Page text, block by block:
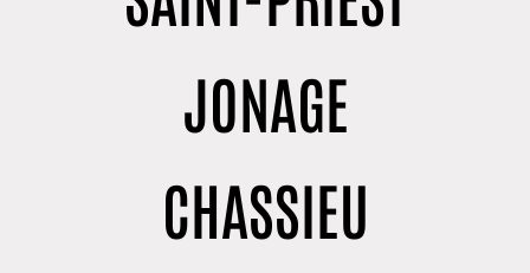
JONAGE
CHASSIEU